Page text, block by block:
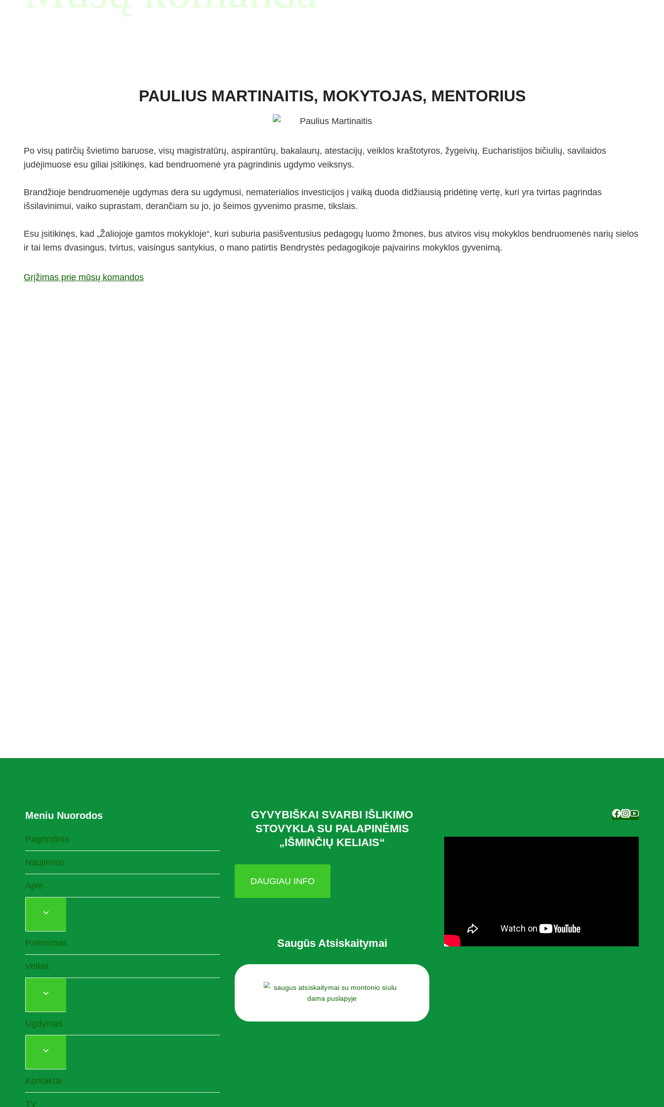
PAULIUS MARTINAITIS, MOKYTOJAS, MENTORIUS
Po visų patirčių švietimo baruose, visų magistratūrų, aspirantūrų, bakalaurų, atestacijų, veiklos kraštotyros, žygeivių, Eucharistijos bičiulių, savilaidos
judėjimuose esu giliai įsitikinęs, kad bendruomenė yra pagrindinis ugdymo veiksnys.
Brandžioje bendruomenėje ugdymas dera su ugdymusi, nematerialios investicijos į vaiką duoda didžiausią pridėtinę vertę, kuri yra tvirtas pagrindas
išsilavinimui, vaiko suprastam, derančiam su jo, jo šeimos gyvenimo prasme, tikslais.
Esu įsitikinęs, kad „Žaliojoje gamtos mokykloje“, kuri suburia pasišventusius pedagogų luomo žmones, bus atviros visų mokyklos bendruomenės narių sielos
ir tai lems dvasingus, tvirtus, vaisingus santykius, o mano patirtis Bendrystės pedagogikoje paįvairins mokyklos gyvenimą.
Grįžimas prie mūsų komandos
Meniu Nuorodos
Pagrindinis
Naujienos
Apie
TOGGLE
MENU
Priėmimas
Veikla
TOGGLE
MENU
Ugdymas
TOGGLE
MENU
Kontaktai
TV
GYVYBIŠKAI SVARBI IŠLIKIMO
STOVYKLA SU PALAPINĖMIS
„IŠMINČIŲ KELIAIS“
DAUGIAU INFO
Saugūs Atsiskaitymai